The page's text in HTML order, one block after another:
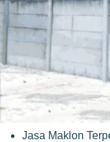
Jasa Maklon